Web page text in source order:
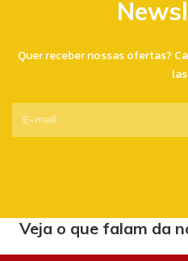
Quer receber nossas ofertas?
Veja o que falam da